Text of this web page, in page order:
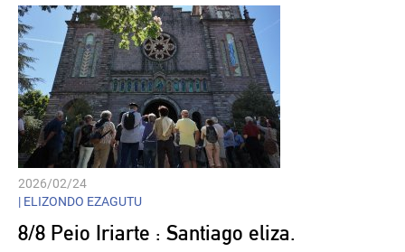
2026/02/24
| ELIZONDO EZAGUTU
8/8 Peio Iriarte : Santiago eliza.